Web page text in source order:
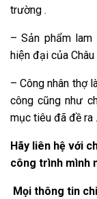
trường .
– Sản phẩm
hiện đại của Châu
– Công nhân thợ
công cũng như
mục tiêu đã đề ra .
Hãy liên hệ với
công trình mình
Mọi thông tin